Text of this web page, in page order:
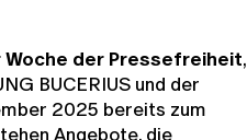
Woche der Pressefreiheit,
BUCERIUS und der
2025 bereits zum
Angebote, die